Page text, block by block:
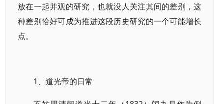
放在一起并观的研究，也就没人关注其间的差别，这
种差别恰好可成为推进这段历史研究的一个可能增长
点。
1、道光帝的日常